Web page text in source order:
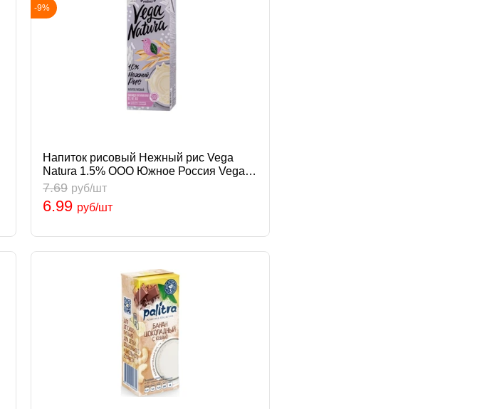
-9%
Напиток рисовый Нежный рис Vega
Natura 1.5% ООО Южное Россия Vega
Natura
6.99 руб/шт
7.69 руб/шт